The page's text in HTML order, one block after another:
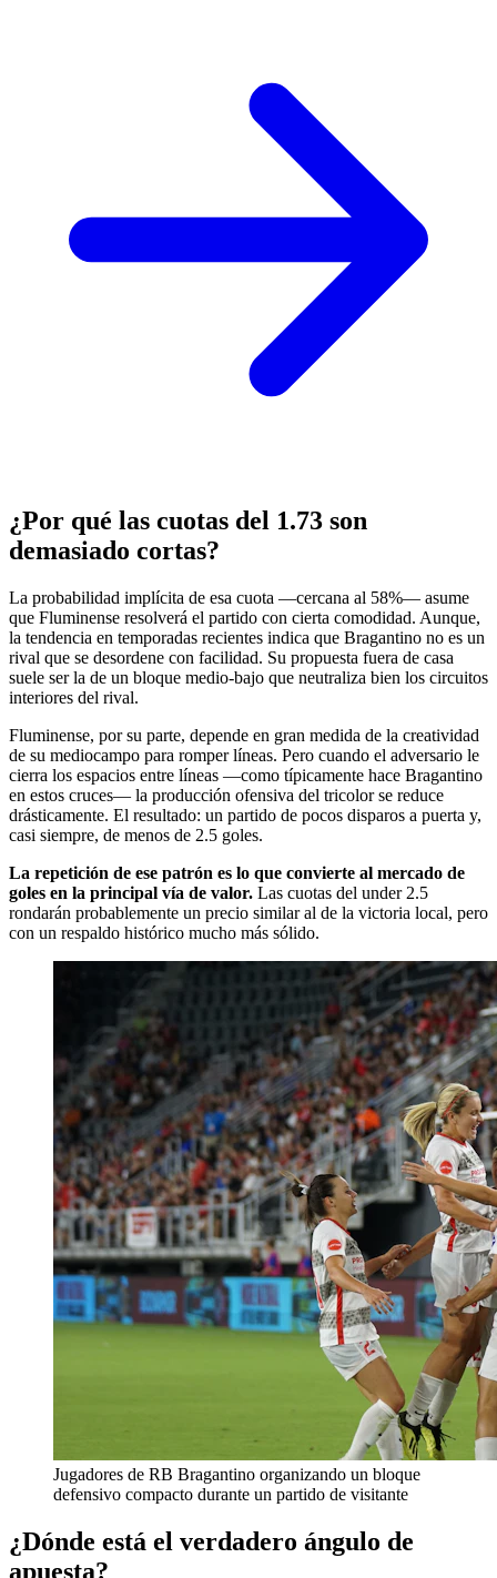
¿Por qué las cuotas del 1.73 son
demasiado cortas?
La probabilidad implícita de esa cuota —cercana al 58%— asume
que Fluminense resolverá el partido con cierta comodidad. Aunque,
la tendencia en temporadas recientes indica que Bragantino no es un
rival que se desordene con facilidad. Su propuesta fuera de casa
suele ser la de un bloque medio-bajo que neutraliza bien los circuitos
interiores del rival.
Fluminense, por su parte, depende en gran medida de la creatividad
de su mediocampo para romper líneas. Pero cuando el adversario le
cierra los espacios entre líneas —como típicamente hace Bragantino
en estos cruces— la producción ofensiva del tricolor se reduce
drásticamente. El resultado: un partido de pocos disparos a puerta y,
casi siempre, de menos de 2.5 goles.
La repetición de ese patrón es lo que convierte al mercado de
goles en la principal vía de valor. Las cuotas del under 2.5
rondarán probablemente un precio similar al de la victoria local, pero
con un respaldo histórico mucho más sólido.
Jugadores de RB Bragantino organizando un bloque
defensivo compacto durante un partido de visitante
¿Dónde está el verdadero ángulo de
apuesta?